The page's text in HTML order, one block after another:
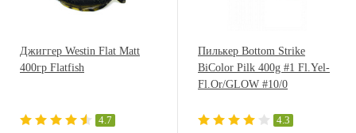
Джиггер Westin Flat Matt
400гр Flatfish
4.7
Пилькер Bottom Strike
BiColor Pilk 400g #1 Fl.Yel-
Fl.Or/GLOW #10/0
4.3